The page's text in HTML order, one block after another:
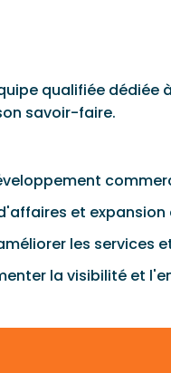
qualifiée
savoir-faire.
et expansion
les services
la visibilité et